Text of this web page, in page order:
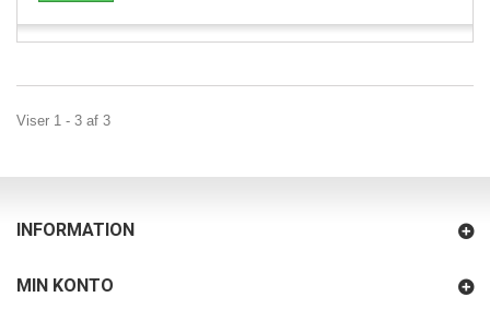
Viser 1 - 3 af 3
INFORMATION
MIN KONTO